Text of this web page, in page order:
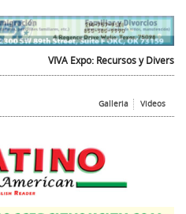
VIVA Expo: Recursos y Diversion
Galleria Videos